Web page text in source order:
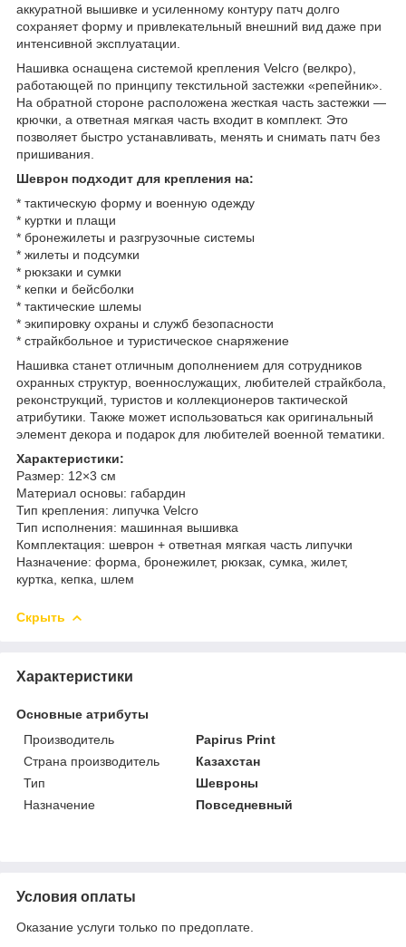
аккуратной вышивке и усиленному контуру патч долго
сохраняет форму и привлекательный внешний вид даже при
интенсивной эксплуатации.
Нашивка оснащена системой крепления Velcro (велкро),
работающей по принципу текстильной застежки «репейник».
На обратной стороне расположена жесткая часть застежки —
крючки, а ответная мягкая часть входит в комплект. Это
позволяет быстро устанавливать, менять и снимать патч без
пришивания.
Шеврон подходит для крепления на:
* тактическую форму и военную одежду
* куртки и плащи
* бронежилеты и разгрузочные системы
* жилеты и подсумки
* рюкзаки и сумки
* кепки и бейсболки
* тактические шлемы
* экипировку охраны и служб безопасности
* страйкбольное и туристическое снаряжение
Нашивка станет отличным дополнением для сотрудников
охранных структур, военнослужащих, любителей страйкбола,
реконструкций, туристов и коллекционеров тактической
атрибутики. Также может использоваться как оригинальный
элемент декора и подарок для любителей военной тематики.
Характеристики:
Размер: 12×3 см
Материал основы: габардин
Тип крепления: липучка Velcro
Тип исполнения: машинная вышивка
Комплектация: шеврон + ответная мягкая часть липучки
Назначение: форма, бронежилет, рюкзак, сумка, жилет,
куртка, кепка, шлем
Скрыть
Характеристики
Основные атрибуты
Производитель
Papirus Print
Страна производитель
Казахстан
Тип
Шевроны
Назначение
Повседневный
Условия оплаты
Оказание услуги только по предоплате.